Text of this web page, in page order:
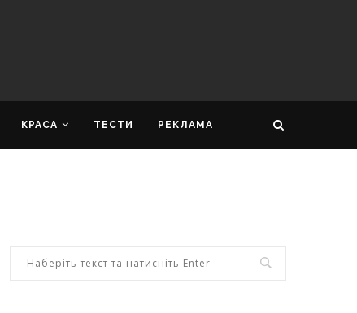
КРАСА ТЕСТИ РЕКЛАМА